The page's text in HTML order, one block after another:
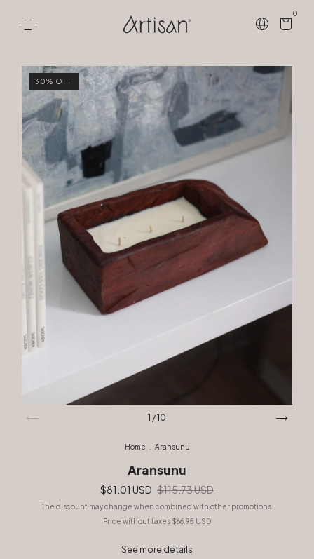
0
30% OFF
1 /10
Home Aransunu
Aransunu
$81.01 USD $115.73 USD
The discount may change when combined with other promotions.
Price without taxes $66.95 USD
See more details